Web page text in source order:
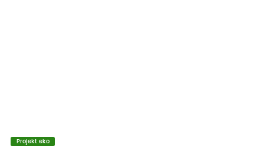
Projekt eko